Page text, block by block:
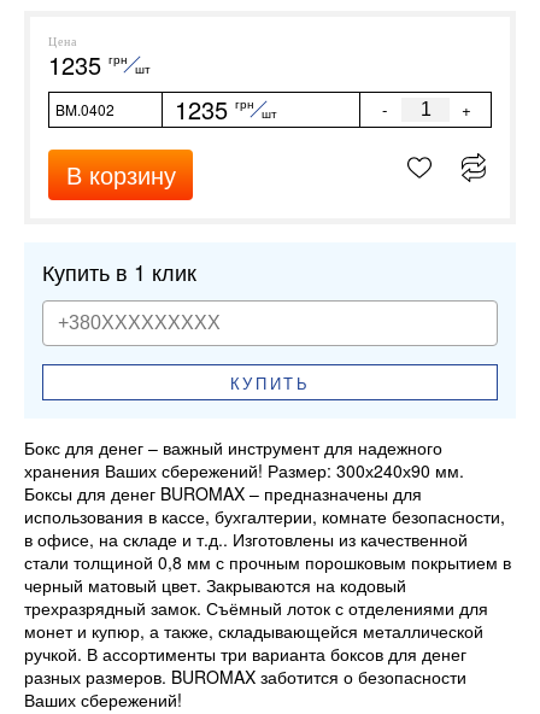
Цена
1235 грн
шт
BM.0402 1235 грн
шт - +
В корзину
Купить в 1 клик
КУПИТЬ
Бокс для денег – важный инструмент для надежного
хранения Ваших сбережений! Размер: 300х240х90 мм.
Боксы для денег BUROMAX – предназначены для
использования в кассе, бухгалтерии, комнате безопасности,
в офисе, на складе и т.д.. Изготовлены из качественной
стали толщиной 0,8 мм с прочным порошковым покрытием в
черный матовый цвет. Закрываются на кодовый
трехразрядный замок. Съёмный лоток с отделениями для
монет и купюр, а также, складывающейся металлической
ручкой. В ассортименты три варианта боксов для денег
разных размеров. BUROMAX заботится о безопасности
Ваших сбережений!